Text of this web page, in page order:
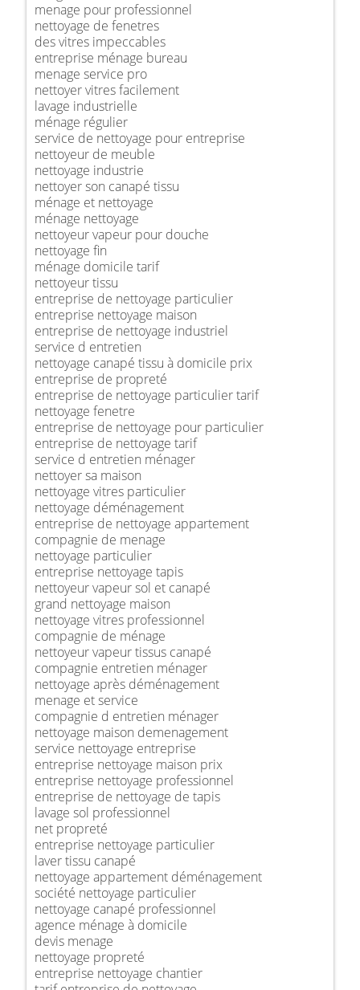
menage pour professionnel
nettoyage de fenetres
des vitres impeccables
entreprise ménage bureau
menage service pro
nettoyer vitres facilement
lavage industrielle
ménage régulier
service de nettoyage pour entreprise
nettoyeur de meuble
nettoyage industrie
nettoyer son canapé tissu
ménage et nettoyage
ménage nettoyage
nettoyeur vapeur pour douche
nettoyage fin
ménage domicile tarif
nettoyeur tissu
entreprise de nettoyage particulier
entreprise nettoyage maison
entreprise de nettoyage industriel
service d entretien
nettoyage canapé tissu à domicile prix
entreprise de propreté
entreprise de nettoyage particulier tarif
nettoyage fenetre
entreprise de nettoyage pour particulier
entreprise de nettoyage tarif
service d entretien ménager
nettoyer sa maison
nettoyage vitres particulier
nettoyage déménagement
entreprise de nettoyage appartement
compagnie de menage
nettoyage particulier
entreprise nettoyage tapis
nettoyeur vapeur sol et canapé
grand nettoyage maison
nettoyage vitres professionnel
compagnie de ménage
nettoyeur vapeur tissus canapé
compagnie entretien ménager
nettoyage après déménagement
menage et service
compagnie d entretien ménager
nettoyage maison demenagement
service nettoyage entreprise
entreprise nettoyage maison prix
entreprise nettoyage professionnel
entreprise de nettoyage de tapis
lavage sol professionnel
net propreté
entreprise nettoyage particulier
laver tissu canapé
nettoyage appartement déménagement
société nettoyage particulier
nettoyage canapé professionnel
agence ménage à domicile
devis menage
nettoyage propreté
entreprise nettoyage chantier